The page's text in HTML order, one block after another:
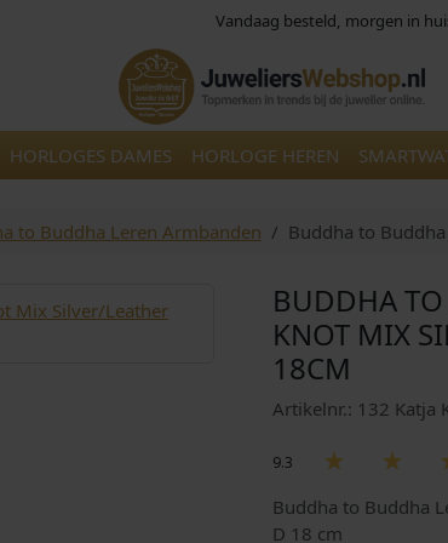
Vandaag besteld, morgen in
HORLOGES DAMES HORLOGE HEREN
to Buddha Leren Armbanden Buddha to
BUDDHA
KNOT MIX
18CM
Artikelnr.: 132 Katja
9.3
Buddha to Buddha
D 18 cm